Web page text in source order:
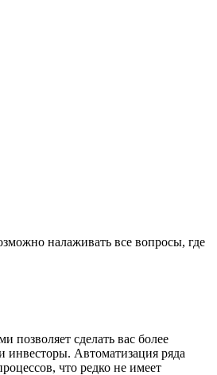
налаживать все вопросы, где
сделать вас более
инвесторы. Автоматизация ряда
что редко не имеет